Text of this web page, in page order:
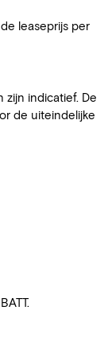
leaseprijs per
zijn indicatief. De
de uiteindelijke